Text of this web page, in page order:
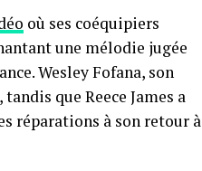
où ses coéquipiers
une mélodie jugée
Wesley Fofana, son
que Reece James a
réparations à son retour à